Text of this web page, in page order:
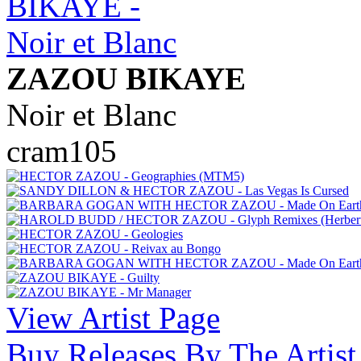
ZAZOU BIKAYE
Noir et Blanc
cram105
View Artist Page
Buy Releases By The Artist